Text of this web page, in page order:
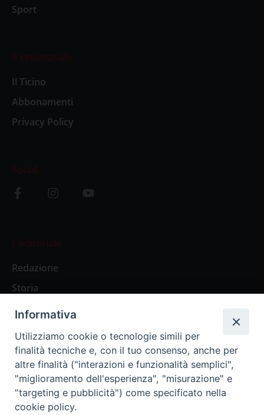
Sport
Il settimanale
Il Ticino
Abbonamenti
Privacy Policy
Social
L’editoriale
Redazione
Storia
Abbonamenti
Abbonamento Annuale Digitale
Abbonamento Annuale Cartaceo
Abbonamento Singola Copia Digitale
Informativa
Utilizziamo cookie o tecnologie simili per
finalità tecniche e, con il tuo consenso, anche per
altre finalità ("interazioni e funzionalità semplici",
"miglioramento dell'esperienza", "misurazione" e
"targeting e pubblicità") come specificato nella
cookie policy.